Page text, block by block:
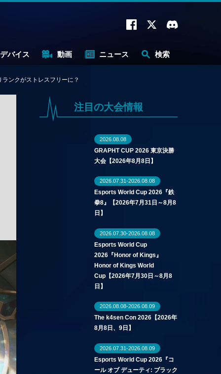
デバイス 動画 ニュース 検索
ンクがストレスフリーに？
注目の大会情報
2026.08.08
GRAPHT CUP 2026 東京決勝
大会【2026年8月8日】
2026.07.31-2026.08.08
Esports World Cup 2026『鉄
拳8』【2026年7月31日～8月8
日】
2026.07.30-2026.08.08
Esports World Cup
2026『Honor of Kings』
Honor of Kings World
Cup【2026年7月30日～8月8
日】
2026.08.08-2026.08.09
The k4sen Con 2026【2026年
8月8日、9日】
2026.07.31-2026.08.09
Esports World Cup 2026『コ
ール オブ デューティ: ブラック